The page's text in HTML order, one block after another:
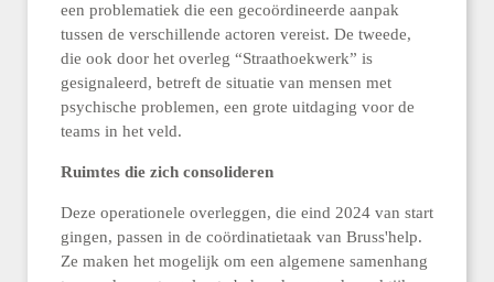
een problematiek die een gecoördineerde aanpak
tussen de verschillende actoren vereist. De tweede,
die ook door het overleg “Straathoekwerk” is
gesignaleerd, betreft de situatie van mensen met
psychische problemen, een grote uitdaging voor de
teams in het veld.
Ruimtes die zich consolideren
Deze operationele overleggen, die eind 2024 van start
gingen, passen in de coördinatietaak van Bruss'help.
Ze maken het mogelijk om een algemene samenhang